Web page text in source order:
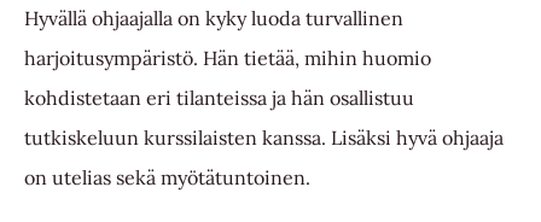
Hyvällä ohjaajalla on kyky luoda turvallinen
harjoitusympäristö. Hän tietää, mihin huomio
kohdistetaan eri tilanteissa ja hän osallistuu
tutkiskeluun kurssilaisten kanssa. Lisäksi hyvä ohjaaja
on utelias sekä myötätuntoinen.